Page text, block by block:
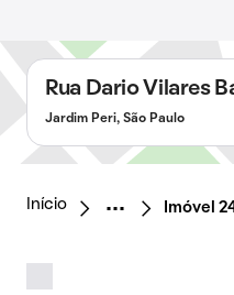
Rua Dario Vilares
Jardim Peri, São Paulo
Início Imóvel